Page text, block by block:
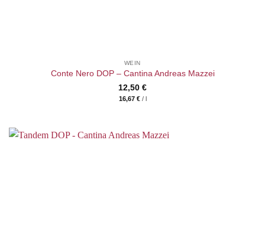
WEIN
Conte Nero DOP – Cantina Andreas Mazzei
12,50 €
16,67 €/ l